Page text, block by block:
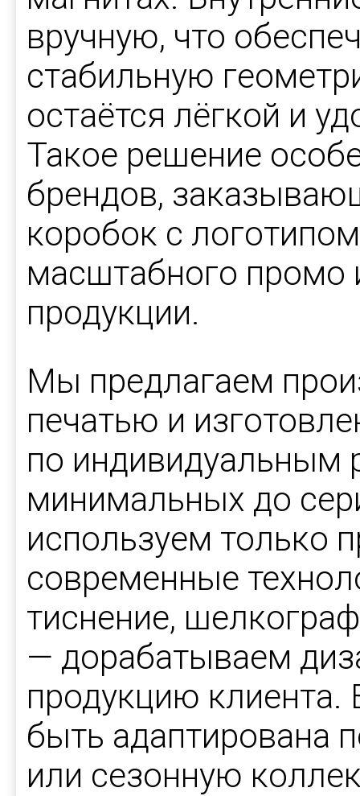
вручную, что
стабильную
остаётся лёгкой и
Такое решение
брендов,
коробок с
масштабного промо
продукции.
Мы предлагаем
печатью и
по индивидуальным
минимальных до
используем только
современные
тиснение,
— дорабатываем
продукцию
быть адаптирована
или сезонную